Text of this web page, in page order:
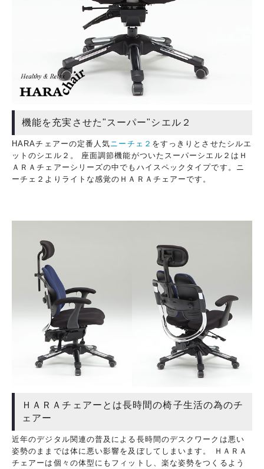
機能を充実させた"スーパー"シエル２
HARAチェアーの定番人気 ニーチェ２ をすっきりとさせたシルエ
ットのシエル２。 座面調節機能がついたスーパーシエル２はＨ
ＡＲＡチェアーシリーズの中でもハイスペックタイプです。ニ
ーチェ２よりライトな感覚のＨＡＲＡチェアーです。
ＨＡＲＡチェアーとは長時間の椅子生活の為のチ
ェアー
近年のデジタル関連の普及による長時間のデスクワークは悪い
姿勢のままでは体に悪い影響を及ぼしてしまいます。 ＨＡＲＡ
チェアーは個々の体型にもフィットし、楽な姿勢をつくるよう